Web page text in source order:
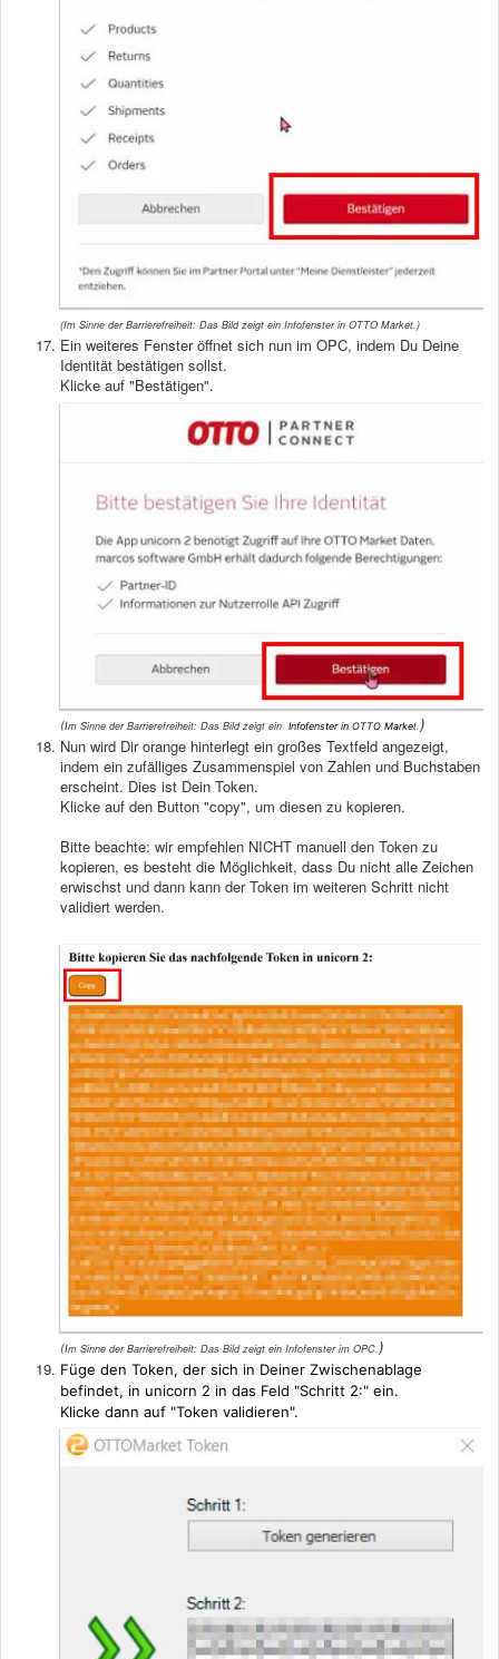
(Im Sinne der Barrierefreiheit: Das Bild zeigt ein Infofenster in OTTO Market.)
Ein weiteres Fenster öffnet sich nun im OPC, indem Du Deine
Identität bestätigen sollst.
Klicke auf "Bestätigen".
(Im Sinne der Barrierefreiheit: Das Bild zeigt ein Infofenster in OTTO Market.)
Nun wird Dir orange hinterlegt ein großes Textfeld angezeigt,
indem ein zufälliges Zusammenspiel von Zahlen und Buchstaben
erscheint. Dies ist Dein Token.
Klicke auf den Button "copy", um diesen zu kopieren.
Bitte beachte: wir empfehlen NICHT manuell den Token zu
kopieren, es besteht die Möglichkeit, dass Du nicht alle Zeichen
erwischst und dann kann der Token im weiteren Schritt nicht
validiert werden.
(Im Sinne der Barrierefreiheit: Das Bild zeigt ein Infofenster im OPC.)
Füge den Token, der sich in Deiner Zwischenablage
befindet, in unicorn 2 in das Feld "Schritt 2:" ein.
Klicke dann auf "Token validieren".